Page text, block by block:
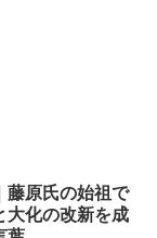
藤原氏の始祖で
大化の改新を成